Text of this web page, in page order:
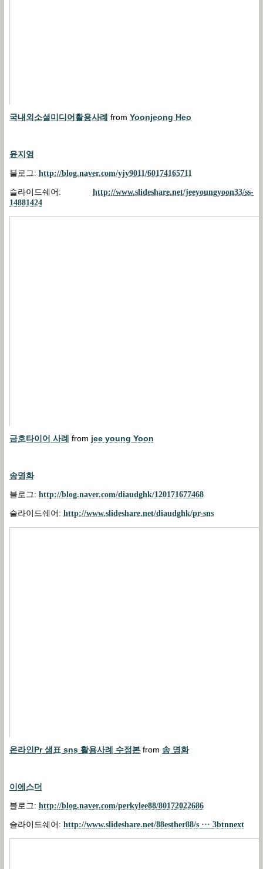
국내외소셜미디어활용사례 from Yoonjeong Heo
윤지영
블로그: http://blog.naver.com/yjy9011/60174165711
슬라이드쉐어 : http://www.slideshare.net/jeeyoungyoon33/ss-
14881424
금호타이어 사례 from jee young Yoon
송명화
블로그: http://blog.naver.com/diaudghk/120171677468
슬라이드쉐어 : http://www.slideshare.net/diaudghk/pr-sns
온라인Pr 샘표 sns 활용사례 수정본 from 송 명화
이에스더
블로그: http://blog.naver.com/perkylee88/80172022686
슬라이드쉐어: http://www.slideshare.net/88esther88/s ··· 3btnnext